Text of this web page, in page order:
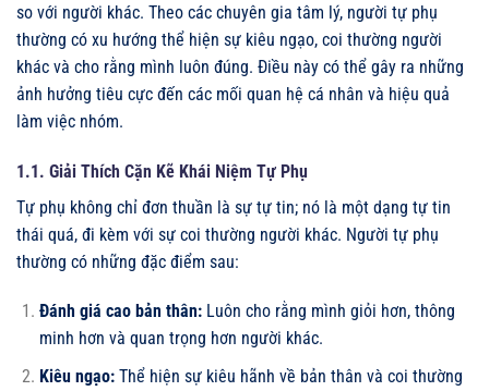
so với người khác. Theo các chuyên gia tâm lý, người tự phụ
thường có xu hướng thể hiện sự kiêu ngạo, coi thường người
khác và cho rằng mình luôn đúng. Điều này có thể gây ra những
ảnh hưởng tiêu cực đến các mối quan hệ cá nhân và hiệu quả
làm việc nhóm.
1.1. Giải Thích Cặn Kẽ Khái Niệm Tự Phụ
Tự phụ không chỉ đơn thuần là sự tự tin; nó là một dạng tự tin
thái quá, đi kèm với sự coi thường người khác. Người tự phụ
thường có những đặc điểm sau:
Đánh giá cao bản thân:Luôn cho rằng mình giỏi hơn, thông
minh hơn và quan trọng hơn người khác.
Kiêu ngạo:Thể hiện sự kiêu hãnh về bản thân và coi thường